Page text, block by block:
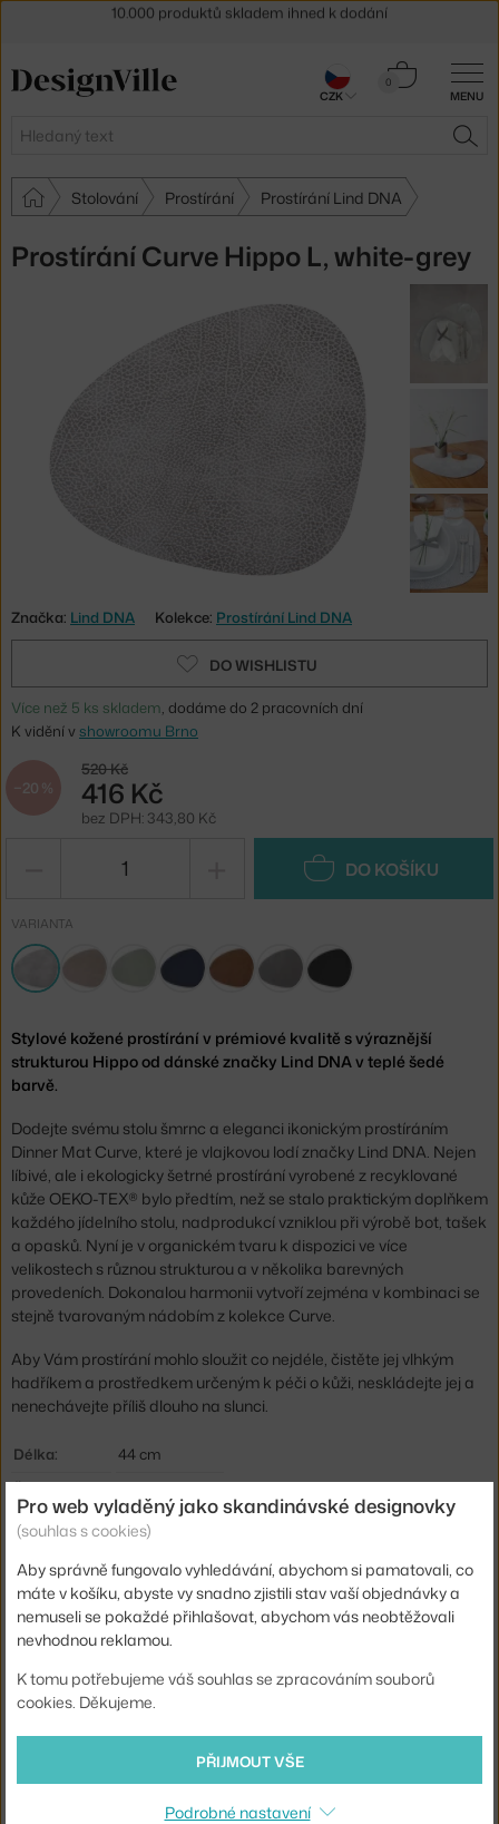
MENU
Hledat
0
Košík
Stolování Prostírání Prostírání Lind DNA
Prostírání Curve Hippo L, white-grey
Značka: Lind DNA Kolekce: Prostírání Lind DNA
DO WISHLISTU
Více než 5 ks skladem, dodáme do 2 pracovních dní
K vidění v showroomu Brno
−20 %
520 Kč
416 Kč
bez DPH: 343,80 Kč
DO KOŠÍKU
VARIANTA
Stylové kožené prostírání v prémiové kvalitě s výraznější
strukturou Hippo od dánské značky Lind DNA v teplé šedé
barvě.
Dodejte svému stolu šmrnc a eleganci ikonickým prostíráním
Dinner Mat Curve, které je vlajkovou lodí značky Lind DNA. Nejen
líbivé, ale i ekologicky šetrné prostírání vyrobené z recyklované
kůže OEKO-TEX® bylo předtím, než se stalo praktickým doplňkem
každého jídelního stolu, nadprodukcí vzniklou při výrobě bot, tašek
a opasků. Nyní je v organickém tvaru k dispozici ve více
velikostech s různou strukturou a v několika barevných
provedeních. Dokonalou harmonii vytvoří zejména v kombinaci se
stejně tvarovaným nádobím z kolekce Curve.
Aby Vám prostírání mohlo sloužit co nejdéle, čistěte jej vlhkým
hadříkem a prostředkem určeným k péči o kůži, neskládejte jej a
nenechávejte příliš dlouho na slunci.
Délka:
44 cm
Typ / rozměr:
Large
Barva:
Materiál:
kůže
Model:
Curve
Kód produktu
LND-98931
EAN
5711590992143
Ste zo Slovenska? Prejdite naPrestieranie Curve Hippo L, white-
grey
Shopping from the EU? Switch to Table Mat Curve Hippo L, white-
30 dní na vrácení zboží
CZK
Pro web vyladěný jako skandinávské designovky
(souhlas s cookies)
Aby správně fungovalo vyhledávání, abychom si pamatovali, co
máte v košíku, abyste vy snadno zjistili stav vaší objednávky a
nemuseli se pokaždé přihlašovat, abychom vás neobtěžovali
nevhodnou reklamou.
K tomu potřebujeme váš souhlas se zpracováním souborů
cookies. Děkujeme.
PŘIJMOUT VŠE
Podrobné nastavení